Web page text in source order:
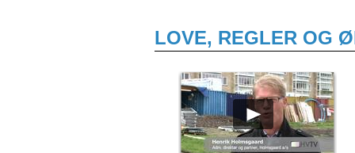
LOVE, REGLER OG